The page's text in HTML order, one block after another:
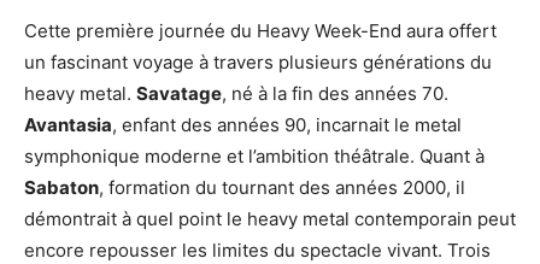
Cette première journée du Heavy Week-End aura offert
un fascinant voyage à travers plusieurs générations du
heavy metal. Savatage, né à la fin des années 70.
Avantasia, enfant des années 90, incarnait le metal
symphonique moderne et l’ambition théâtrale. Quant à
Sabaton, formation du tournant des années 2000, il
démontrait à quel point le heavy metal contemporain peut
encore repousser les limites du spectacle vivant. Trois